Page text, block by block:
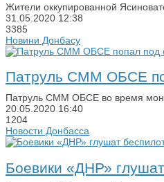
Жители оккупированной
31.05.2020 12:38
3385
Новини Донбасу
Патруль СММ ОБСЕ
Патруль СММ ОБСЕ во время
20.05.2020 16:40
1204
Новости Донбасса
Боевики «ДНР»